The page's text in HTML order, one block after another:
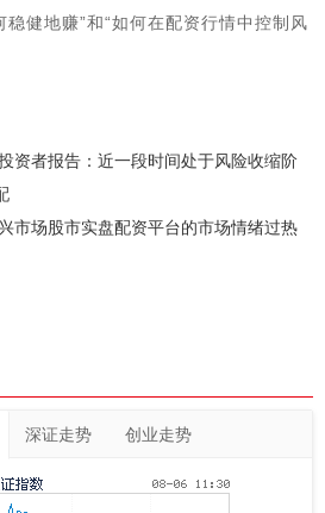
稳健地赚”和“如何在配资行情中控制风
资者报告：近一段时间处于风险收缩阶
市场股市实盘配资平台的市场情绪过热
深证走势 创业走势